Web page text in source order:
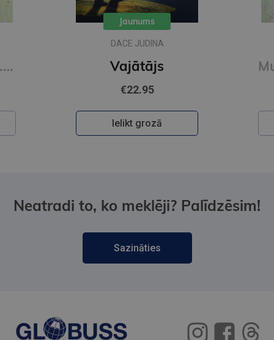
Muižas mistērija. Vakara detektīvs
Jaunums
DACE JUDINA
Vajātājs
€22.95
Ielikt grozā
Neatradi to, ko meklēji? Palīdzēsim!
Sazināties